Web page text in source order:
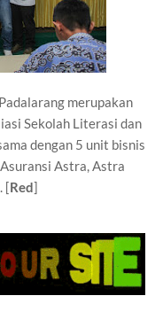
merupakan
Sekolah Literasi dan
dengan 5 unit bisnis
Astra, Astra
[Red]